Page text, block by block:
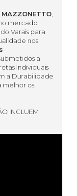
MAZZONETTO
mercado
Varais para
nos
a
Individuais
a Durabilidade
melhor os
INCLUEM